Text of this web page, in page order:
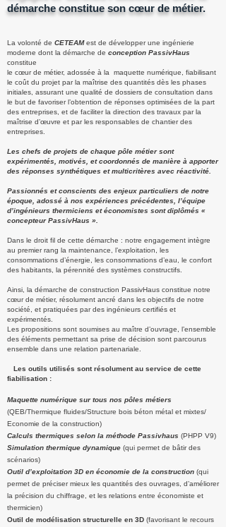
démarche constitue son cœur de métier.
La volonté de CETEAM est de développer une ingénierie
moderne dont la démarche de conception PassivHaus
constitue
le cœur de métier, adossée à la maquette numérique, fiabilisant
le coût du projet par la maîtrise des quantités dès les phases
initiales, assurant une qualité de dossiers de consultation dans
le but de favoriser l’obtention de réponses optimisées de la part
des entreprises, et de faciliter la direction des travaux par la
maîtrise d’œuvre et par les responsables de chantier des
entreprises.
Les chefs de projets de chaque pôle métier sont
expérimentés, motivés, et coordonnés de manière à apporter
des réponses synthétiques et multicritères avec réactivité.
Passionnés et conscients des enjeux particuliers de notre
époque, adossé à nos expériences précédentes, l’équipe
d’ingénieurs thermiciens et économistes sont diplômés «
concepteur PassivHaus ».
Dans le droit fil de cette démarche : notre engagement intègre
au premier rang la maintenance, l’exploitation, les
consommations d’énergie, les consommations d’eau, le confort
des habitants, la pérennité des systèmes constructifs.
Ainsi, la démarche de construction PassivHaus constitue notre
cœur de métier, résolument ancré dans les objectifs de notre
société, et pratiquées par des ingénieurs certifiés et
expérimentés.
Les propositions sont soumises au maître d’ouvrage, l’ensemble
des éléments permettant sa prise de décision sont parcourus
ensemble dans une relation partenariale.
Les outils utilisés sont résolument au service de cette
fiabilisation :
Maquette numérique sur tous nos pôles métiers
(QEB/Thermique fluides/Structure bois béton métal et mixtes/
Economie de la construction)
Calculs thermiques selon la méthode Passivhaus (PHPP V9)
Simulation thermique dynamique (qui permet de bâtir des
scénarios)
Outil d’exploitation 3D en économie de la construction (qui
permet de préciser mieux les quantités des ouvrages, d’améliorer
la précision du chiffrage, et les relations entre économiste et
thermicien)
Outil de modélisation structurelle en 3D (favorisant le recours